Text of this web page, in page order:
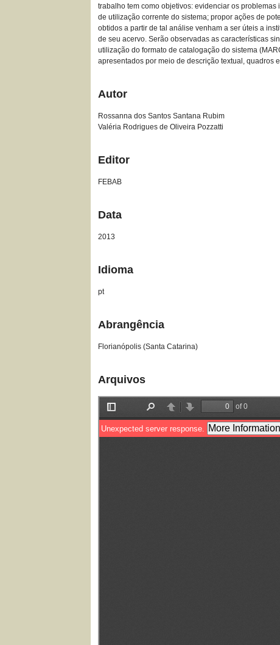
trabalho tem como objetivos: evidenciar os
de utilização corrente do sistema; propor ações de
obtidos a partir de tal análise venham a ser úteis a
de seu acervo. Serão observadas as características
utilização do formato de catalogação do sistema
apresentados por meio de descrição textual, quadros
Autor
Rossanna dos Santos Santana Rubim
Valéria Rodrigues de Oliveira Pozzatti
Editor
FEBAB
Data
2013
Idioma
pt
Abrangência
Florianópolis (Santa Catarina)
Arquivos